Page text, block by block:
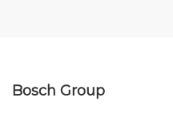
Bosch Group